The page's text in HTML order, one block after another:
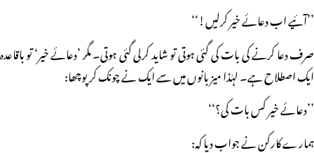
’’آئیے اب دعائے خیر کرلیں!‘‘
صرف دعا کرنے کی بات کی گئی ہوتی تو شاید کرلی گئی ہوتی۔ مگر ’دعائے خیر‘ تو باقاعدہ
ایک اصطلاح ہے۔ لہٰذا میزبانوں میں سے ایک نے چونک کر پوچھا:
’’دعائے خیر کس بات کی؟‘‘
ہمارے کارکن نے جواب دیا کہ: